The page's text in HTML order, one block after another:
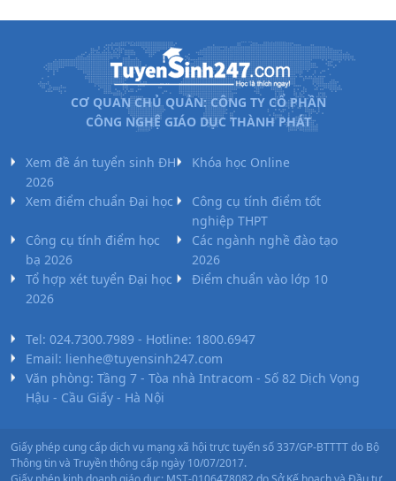
CƠ QUAN CHỦ QUẢN: CÔNG TY CỔ PHẦN
CÔNG NGHỆ GIÁO DỤC THÀNH PHÁT
Xem đề án tuyển sinh ĐH
2026
Khóa học Online
Xem điểm chuẩn Đại học
Công cụ tính điểm tốt
nghiệp THPT
Công cụ tính điểm học
bạ 2026
Các ngành nghề đào tạo
2026
Tổ hợp xét tuyển Đại học
2026
Điểm chuẩn vào lớp 10
Tel: 024.7300.7989 - Hotline: 1800.6947
Email: lienhe@tuyensinh247.com
Văn phòng: Tầng 7 - Tòa nhà Intracom - Số 82 Dịch Vọng
Hậu - Cầu Giấy - Hà Nội
Giấy phép cung cấp dịch vụ mạng xã hội trực tuyến số 337/GP-BTTTT do Bộ
Thông tin và Truyền thông cấp ngày 10/07/2017.